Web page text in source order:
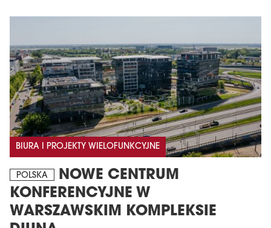
BIURA I PROJEKTY WIELOFUNKCYJNE
POLSKA
NOWE CENTRUM
KONFERENCYJNE W
WARSZAWSKIM KOMPLEKSIE